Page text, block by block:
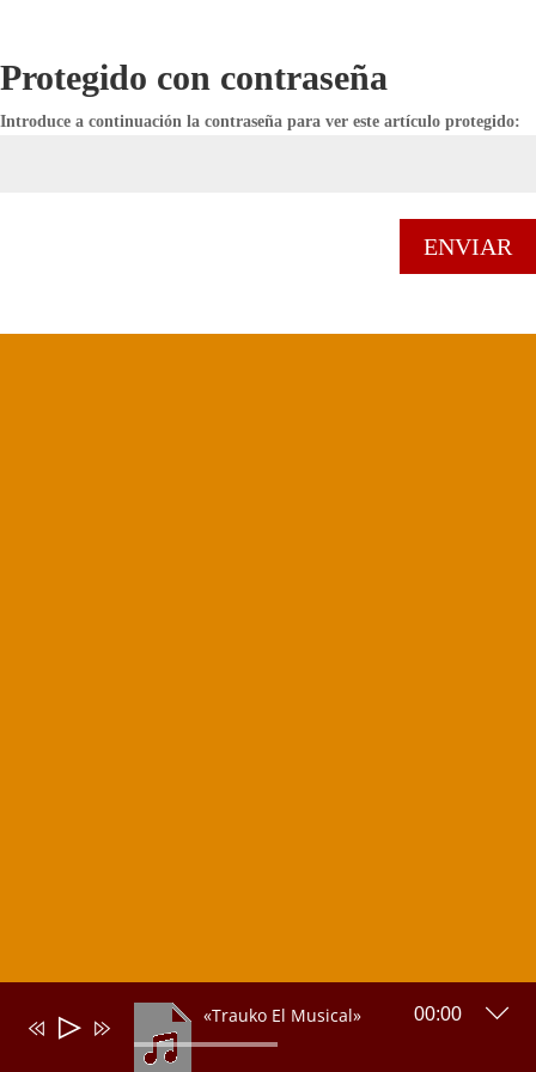
Protegido con contraseña
Introduce a continuación la contraseña para ver este artículo protegido:
ENVIAR
«Trauko El Musical»
Reproductor
00:00